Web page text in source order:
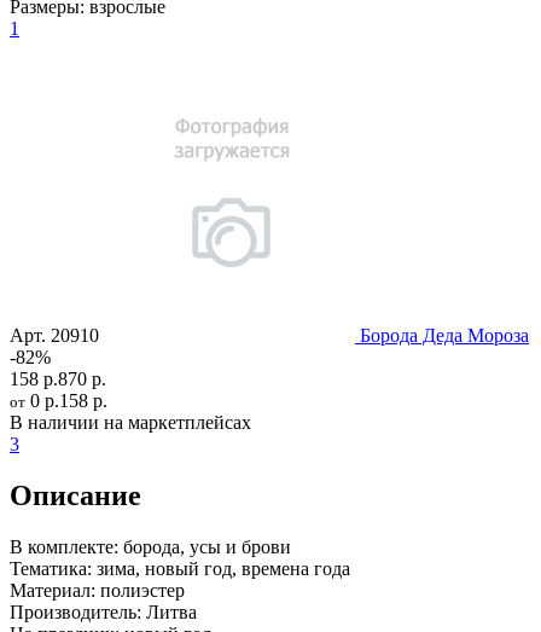
Размеры: взрослые
1
Арт. 20910
Борода Деда Мороза
-82%
158 р.870 р.
от 0 р.158 р.
В наличии на маркетплейсах
3
Описание
В комплекте: борода, усы и брови
Тематика: зима, новый год, времена года
Материал: полиэстер
Производитель: Литва